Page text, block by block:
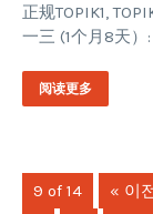
正规TOPIK1,
一三 (1个月8天）
阅读更多
9 of 14 « 이